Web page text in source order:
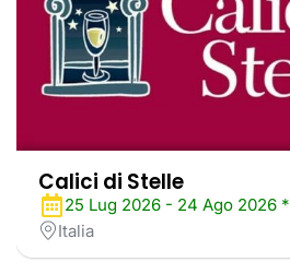
Calici di Stelle
25 Lug 2026 - 24 Ago 2026 *
Italia